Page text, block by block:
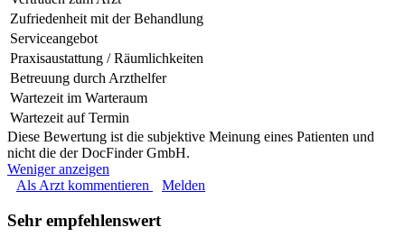
Zufriedenheit mit der Behandlung
Serviceangebot
Praxisaustattung / Räumlichkeiten
Betreuung durch Arzthelfer
Wartezeit im Warteraum
Wartezeit auf Termin
Diese Bewertung ist die subjektive Meinung eines Patienten und
nicht die der DocFinder GmbH.
Weniger anzeigen
Als Arzt kommentieren
Melden
Sehr empfehlenswert